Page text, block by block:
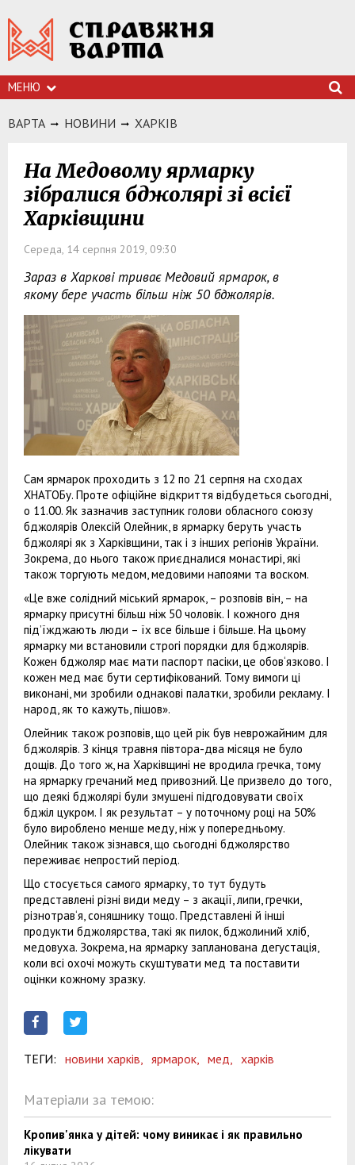
МЕНЮ
ВАРТА НОВИНИ ХАРКIВ
На Медовому ярмарку
зібралися бджолярі зі всієї
Харківщини
Середа, 14 серпня 2019, 09:30
Зараз в Харкові триває Медовий ярмарок, в
якому бере участь більш ніж 50 бджолярів.
Сам ярмарок проходить з 12 по 21 серпня на сходах
ХНАТОБу. Проте офіційне відкриття відбудеться сьогодні,
о 11.00. Як зазначив заступник голови обласного союзу
бджолярів Олексій Олейник, в ярмарку беруть участь
бджолярі як з Харківщини, так і з інших регіонів України.
Зокрема, до нього також приєдналися монастирі, які
також торгують медом, медовими напоями та воском.
«Це вже солідний міський ярмарок, – розповів він, – на
ярмарку присутні більш ніж 50 чоловік. І кожного дня
під’їжджають люди – їх все більше і більше. На цьому
ярмарку ми встановили строгі порядки для бджолярів.
Кожен бджоляр має мати паспорт пасіки, це обов‘язково. І
кожен мед має бути сертифікований. Тому вимоги ці
виконані, ми зробили однакові палатки, зробили рекламу. І
народ, як то кажуть, пішов».
Олейник також розповів, що цей рік був неврожайним для
бджолярів. З кінця травня півтора-два місяця не було
дощів. До того ж, на Харківщині не вродила гречка, тому
на ярмарку гречаний мед привозний. Це призвело до того,
що деякі бджолярі були змушені підгодовувати своїх
бджіл цукром. І як результат – у поточному році на 50%
було вироблено менше меду, ніж у попередньому.
Олейник також зізнався, що сьогодні бджолярство
переживає непростий період.
Що стосується самого ярмарку, то тут будуть
представлені різні види меду – з акації, липи, гречки,
різнотрав‘я, соняшнику тощо. Представлені й інші
продукти бджолярства, такі як пилок, бджолиний хліб,
медовуха. Зокрема, на ярмарку запланована дегустація,
коли всі охочі можуть скуштувати мед та поставити
оцінки кожному зразку.
ТЕГИ: новини харків, ярмарок, мед, харків
Матеріали за темою:
Кропив'янка у дітей: чому виникає і як правильно
лікувати